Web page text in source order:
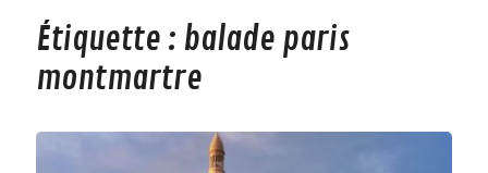
Étiquette : balade paris
montmartre